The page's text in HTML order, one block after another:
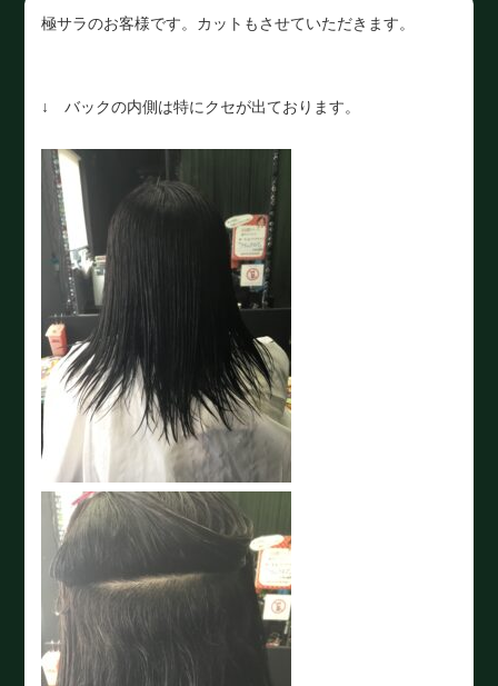
極サラのお客様です。カットもさせていただきます。
↓ バックの内側は特にクセが出ております。